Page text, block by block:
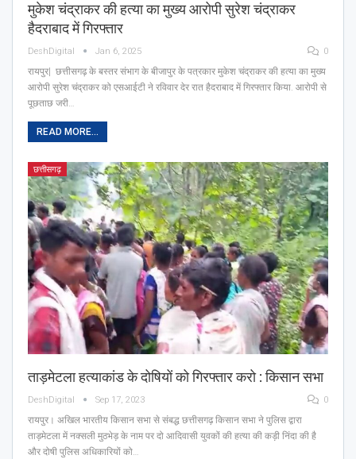
मुकेश चंद्राकर की हत्या का मुख्य आरोपी सुरेश चंद्राकर
हैदराबाद में गिरफ्तार
DeshDigital Jan 6, 2025 0
रायपुर| छत्तीसगढ़ के बस्तर संभाग के बीजापुर के पत्रकार मुकेश चंद्राकर की हत्या का मुख्य
आरोपी सुरेश चंद्राकर को एसआईटी ने रविवार देर रात हैदराबाद में गिरफ्तार किया. आरोपी से
पूछताछ जरी…
READ MORE...
छत्तीसगढ़
ताड़मेटला हत्याकांड के दोषियों को गिरफ्तार करो : किसान सभा
DeshDigital Sep 17, 2023 0
रायपुर। अखिल भारतीय किसान सभा से संबद्ध छत्तीसगढ़ किसान सभा ने पुलिस द्वारा
ताड़मेटला में नक्सली मुठभेड़ के नाम पर दो आदिवासी युवकों की हत्या की कड़ी निंदा की है
और दोषी पुलिस अधिकारियों को…